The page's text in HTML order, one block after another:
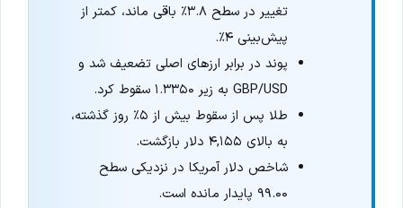
تغییر در سطح ۳.۸٪ باقی ماند، کمتر از
پیش‌بینی ۴٪.
پوند در برابر ارزهای اصلی تضعیف شد و
GBP/USD به زیر ۱.۳۳۵۰ سقوط کرد.
طلا پس از سقوط بیش از ۵٪ روز گذشته،
به بالای ۴,۱۵۵ دلار بازگشت.
شاخص دلار آمریکا در نزدیکی سطح
۹۹.۰۰ پایدار مانده است.